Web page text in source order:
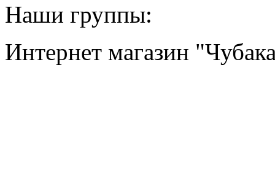
Наши группы:
Интернет магазин